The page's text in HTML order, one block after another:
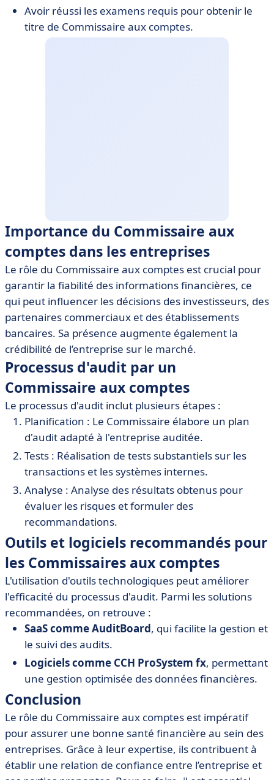
Avoir réussi les examens requis pour obtenir le
titre de Commissaire aux comptes.
Importance du Commissaire aux
comptes dans les entreprises
Le rôle du Commissaire aux comptes est crucial pour
garantir la fiabilité des informations financières, ce
qui peut influencer les décisions des investisseurs, des
partenaires commerciaux et des établissements
bancaires. Sa présence augmente également la
crédibilité de l’entreprise sur le marché.
Processus d'audit par un
Commissaire aux comptes
Le processus d'audit inclut plusieurs étapes :
Planification : Le Commissaire élabore un plan
d'audit adapté à l'entreprise auditée.
Tests : Réalisation de tests substantiels sur les
transactions et les systèmes internes.
Analyse : Analyse des résultats obtenus pour
évaluer les risques et formuler des
recommandations.
Outils et logiciels recommandés pour
les Commissaires aux comptes
L'utilisation d'outils technologiques peut améliorer
l'efficacité du processus d'audit. Parmi les solutions
recommandées, on retrouve :
SaaS comme AuditBoard, qui facilite la gestion et
le suivi des audits.
Logiciels comme CCH ProSystem fx, permettant
une gestion optimisée des données financières.
Conclusion
Le rôle du Commissaire aux comptes est impératif
pour assurer une bonne santé financière au sein des
entreprises. Grâce à leur expertise, ils contribuent à
établir une relation de confiance entre l’entreprise et